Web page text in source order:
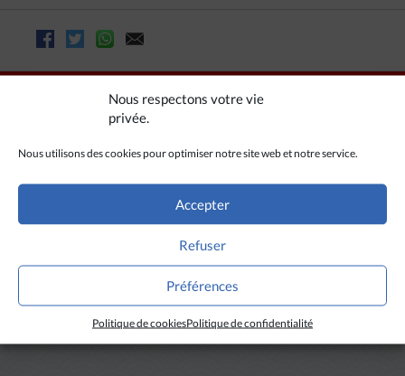
Nous respectons votre vie
privée.
Nous utilisons des cookies pour optimiser notre site web et notre service.
Accepter
Refuser
Préférences
Politique de cookiesPolitique de confidentialité
A LIRE AUSSI